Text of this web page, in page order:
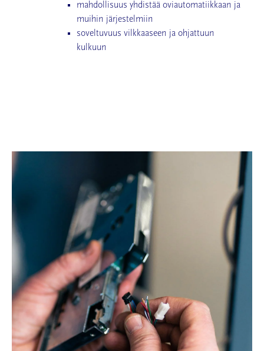
mahdollisuus yhdistää oviautomatiikkaan ja
muihin järjestelmiin
soveltuvuus vilkkaaseen ja ohjattuun
kulkuun